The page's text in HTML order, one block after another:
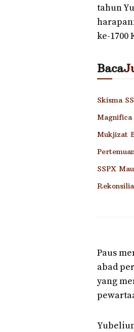
tahun
ke-1700
Baca
Skisma
Magnifica
Mukjizat
SSPX
Paus
abad
yang